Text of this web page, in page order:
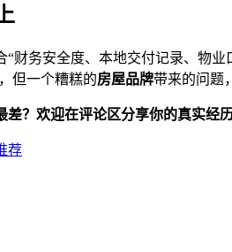
“财务安全度、本地交付记录、物
但一个糟糕的房屋品牌带来的问题
？欢迎在评论区分享你的真实经历
荐